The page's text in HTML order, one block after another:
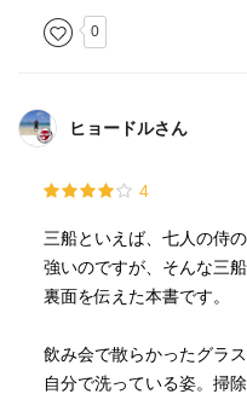
0
ヒョードルさん
4
三船といえば、七人の侍
強いのですが、そんな三
裏面を伝えた本書です。
飲み会で散らかったグラ
自分で洗っている姿。掃